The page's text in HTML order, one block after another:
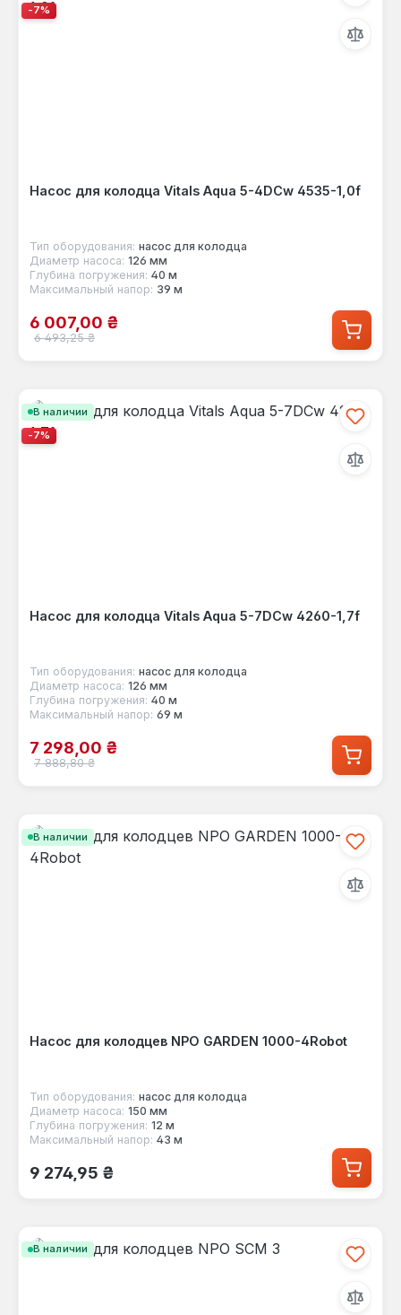
-7%
Насос для колодца Vitals Aqua 5-4DCw 4535-1,0f
Тип оборудования: насос для колодца
Диаметр насоса: 126 мм
Глубина погружения: 40 м
Максимальный напор: 39 м
Цена продажи:
6 007,00 ₴
Обычная цена:
6 493,25 ₴
В наличии
-7%
Насос для колодца Vitals Aqua 5-7DCw 4260-1,7f
Тип оборудования: насос для колодца
Диаметр насоса: 126 мм
Глубина погружения: 40 м
Максимальный напор: 69 м
Цена продажи:
7 298,00 ₴
Обычная цена:
7 888,80 ₴
В наличии
Насос для колодцев NPO GARDEN 1000-4Robot
Тип оборудования: насос для колодца
Диаметр насоса: 150 мм
Глубина погружения: 12 м
Максимальный напор: 43 м
Обычная цена:
9 274,95 ₴
В наличии